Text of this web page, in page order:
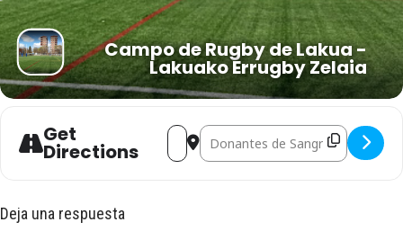
Campo de Rugby de Lakua -
Lakuako Errugby Zelaia
Get
Directions
Address - ESKOLA GAZTEDI - LA
Destination Address - ESKOLA
Deja una respuesta